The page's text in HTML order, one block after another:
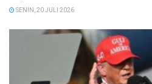
SENIN, 20 JULI 2026